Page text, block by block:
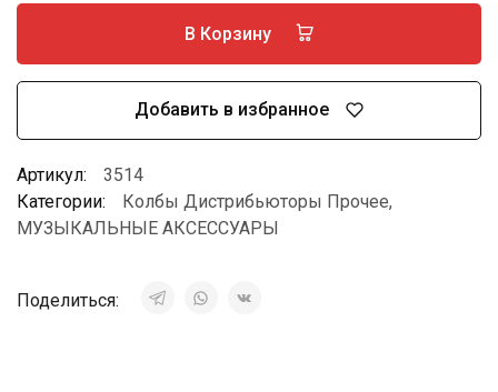
В Корзину
Добавить в избранное
Артикул:
3514
Категории:
Колбы Дистрибьюторы Прочее,
МУЗЫКАЛЬНЫЕ АКСЕССУАРЫ
Поделиться: